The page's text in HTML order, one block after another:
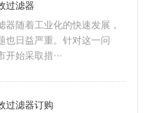
过滤器
器随着工业化的快速发展，
也日益严重。针对这一问
始采取措···
过滤器订购